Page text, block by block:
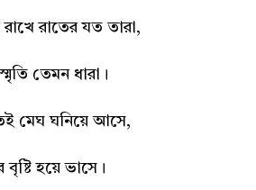
রাতের যত তারা,
তেমন ধারা।
মেঘ ঘনিয়ে আসে,
বৃষ্টি হয়ে ভাসে।